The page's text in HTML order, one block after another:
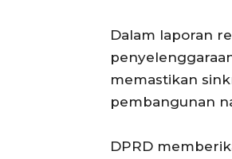
Dalam laporan
memastikan
pembangunan
DPRD